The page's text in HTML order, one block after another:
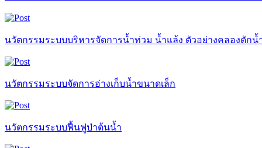
นวัตกรรมระบบบริหารจัดการน้ำท่วม น้ำแล้ง ตัวอย่างคลองดักน้
นวัตกรรมระบบจัดการอ่างเก็บน้ำขนาดเล็ก
นวัตกรรมระบบฟื้นฟูป่าต้นน้ำ